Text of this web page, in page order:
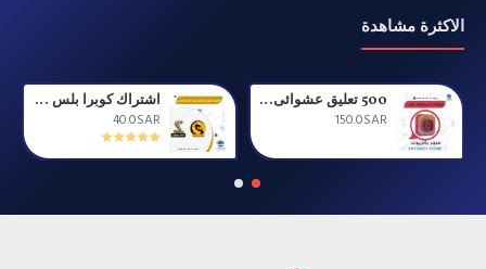
الاكثرة مشاهدة
500 تعليق عشوائى مع سمايلات
150.0SAR
اشتراك كوبرا بلس او التنين او رينبو او توين لمدة سنة (الان بديل doom )
40.0SAR